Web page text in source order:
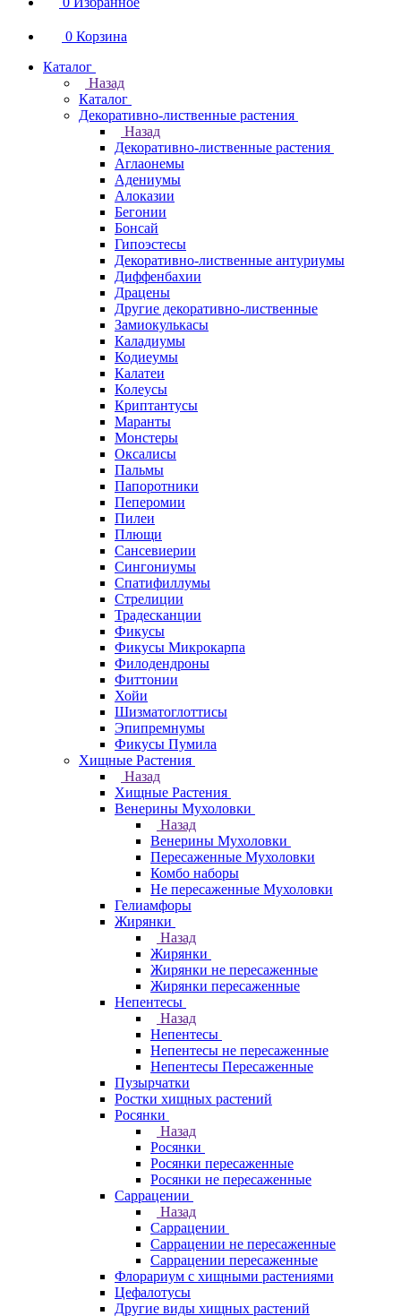
0 Корзина
Каталог
Назад
Каталог
Декоративно-лиственные растения
Назад
Декоративно-лиственные растения
Аглаонемы
Адениумы
Алоказии
Бегонии
Бонсай
Гипоэстесы
Декоративно-лиственные антуриумы
Диффенбахии
Драцены
Другие декоративно-лиственные
Замиокулькасы
Каладиумы
Кодиеумы
Калатеи
Колеусы
Криптантусы
Маранты
Монстеры
Оксалисы
Пальмы
Папоротники
Пеперомии
Пилеи
Плющи
Сансевиерии
Сингониумы
Спатифиллумы
Стрелиции
Традесканции
Фикусы
Фикусы Микрокарпа
Филодендроны
Фиттонии
Хойи
Шизматоглоттисы
Эпипремнумы
Фикусы Пумила
Хищные Растения
Назад
Хищные Растения
Венерины Мухоловки
Назад
Венерины Мухоловки
Пересаженные Мухоловки
Комбо наборы
Не пересаженные Мухоловки
Гелиамфоры
Жирянки
Назад
Жирянки
Жирянки не пересаженные
Жирянки пересаженные
Непентесы
Назад
Непентесы
Непентесы не пересаженные
Непентесы Пересаженные
Пузырчатки
Ростки хищных растений
Росянки
Назад
Росянки
Росянки пересаженные
Росянки не пересаженные
Саррацении
Назад
Саррацении
Саррацении не пересаженные
Саррацении пересаженные
Флорариум с хищными растениями
Цефалотусы
Другие виды хищных растений